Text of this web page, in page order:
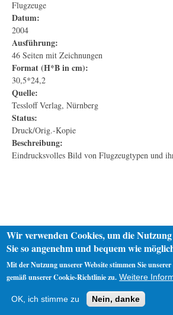
Flugzeuge
Datum:
2004
Ausführung:
46 Seiten mit Zeichnungen
Format (H*B in cm):
30,5*24,2
Quelle:
Tessloff Verlag, Nürnberg
Status:
Druck/Orig.-Kopie
Beschreibung:
Eindrucksvolles Bild von Flugzeugtypen und
Impressum
Wir verwenden Cookies, um die
Sie so angenehm und bequem wie
Mit der Nutzung unserer Website stimmen Sie
gemäß unserer Cookie-Richtlinie zu. Weitere
OK, ich stimme zu Nein, danke